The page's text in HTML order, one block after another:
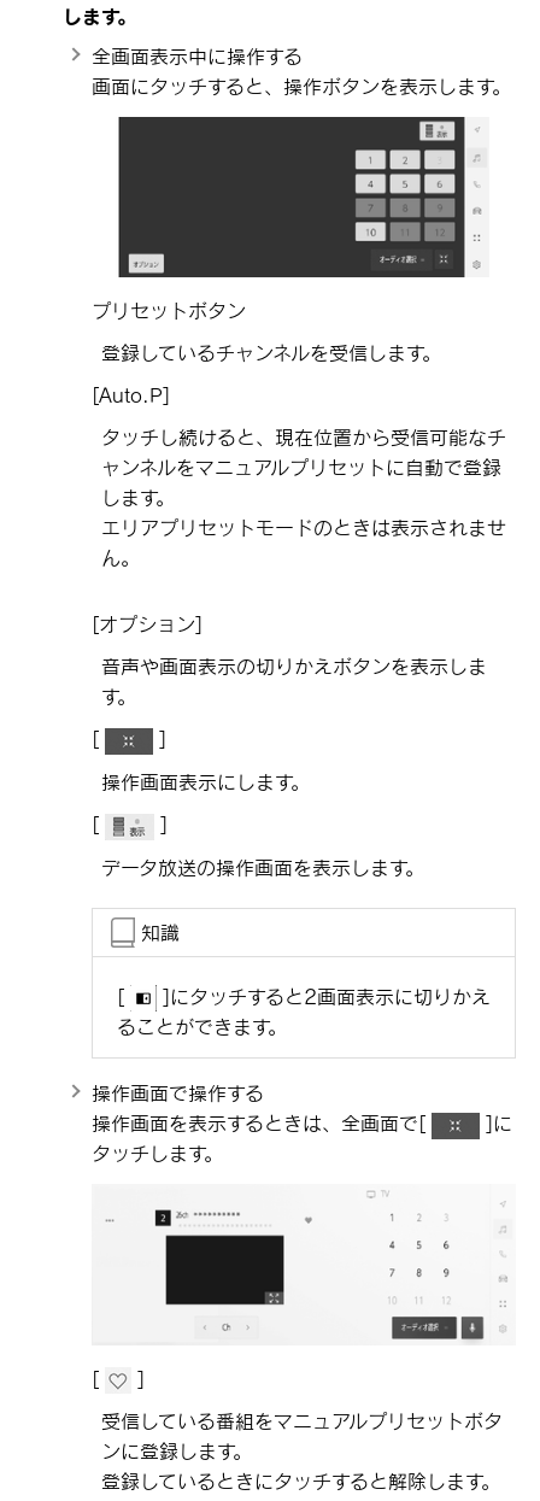
します。
全画面表示中に操作する
画面にタッチすると、操作ボタンを表示します。
プリセットボタン
登録しているチャンネルを受信します。
[‍Auto.P‍]
タッチし続けると、現在位置から受信可能なチ
ャンネルをマニュアルプリセットに自動で登録
します。
エリアプリセットモードのときは表示されませ
ん。
[‍オプション‍]
音声や画面表示の切りかえボタンを表示しま
す。
[‍
‍]
操作画面表示にします。
[‍
‍]
データ放送の操作画面を表示します。
知識
[‍ ‍]にタッチすると2画面表示に切りかえ
ることができます。
操作画面で操作する
操作画面を表示するときは、全画面で[‍ ‍]に
タッチします。
[‍
‍]
受信している番組をマニュアルプリセットボタ
ンに登録します。
登録しているときにタッチすると解除します。